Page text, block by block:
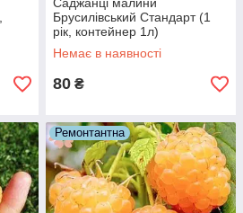
Брусилівський Стандарт (1
рік, контейнер 1л)
Немає в наявності
80 ₴
Ремонтантна